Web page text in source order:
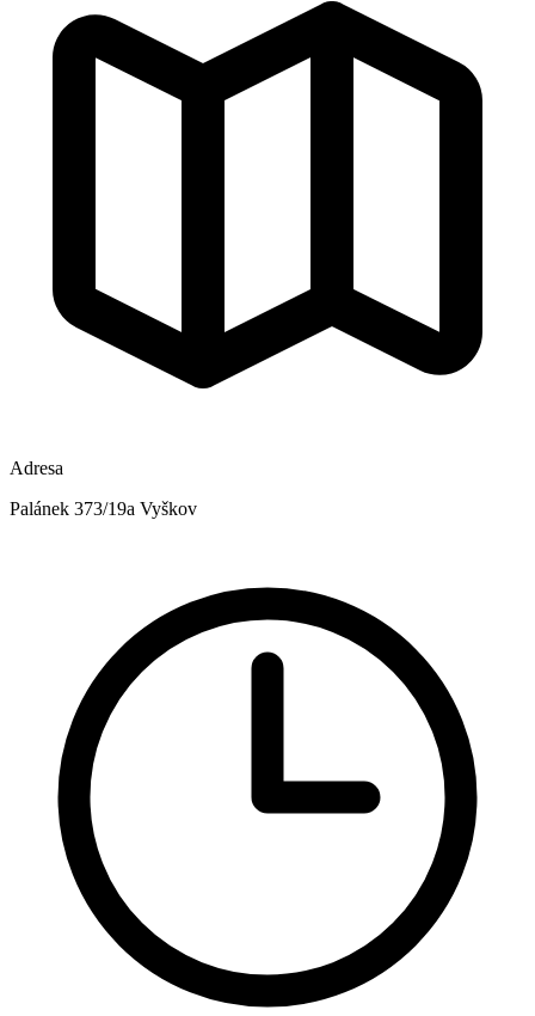
Adresa
Palánek 373/19a Vyškov